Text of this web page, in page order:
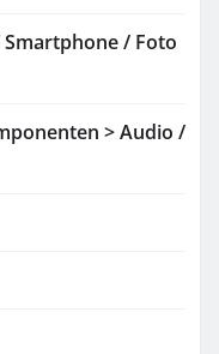
/ Foto
> Audio /